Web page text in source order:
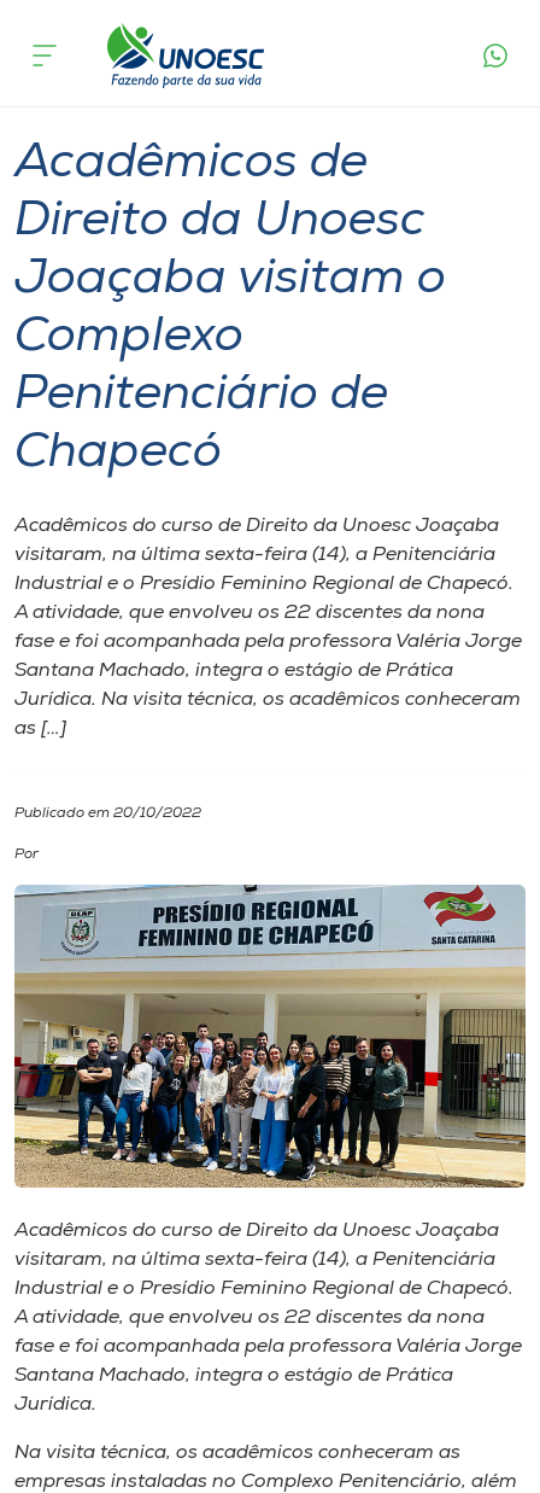
Cursos
Pesquisa
Atendimento ao Estudante
Portal de Ensino
Unoesc
Internacionalização
I.nova
Diplomados
Cultura
CPA
Biblioteca
Editora
Rádio
Museu
Unoesc
Selecione
acontece
Acadêmicos de
Direito da Unoesc
Joaçaba visitam o
Complexo
Penitenciário de
Chapecó
Acadêmicos do curso de Direito da Unoesc Joaçaba
visitaram, na última sexta-feira (14), a Penitenciária
Industrial e o Presídio Feminino Regional de Chapecó.
A atividade, que envolveu os 22 discentes da nona
fase e foi acompanhada pela professora Valéria Jorge
Santana Machado, integra o estágio de Prática
Jurídica. Na visita técnica, os acadêmicos conheceram
as […]
Publicado em 20/10/2022
Por
Acadêmicos do curso de Direito da Unoesc Joaçaba
visitaram, na última sexta-feira (14), a Penitenciária
Industrial e o Presídio Feminino Regional de Chapecó.
A atividade, que envolveu os 22 discentes da nona
fase e foi acompanhada pela professora Valéria Jorge
Santana Machado, integra o estágio de Prática
Jurídica.
Na visita técnica, os acadêmicos conheceram as
empresas instaladas no Complexo Penitenciário, além